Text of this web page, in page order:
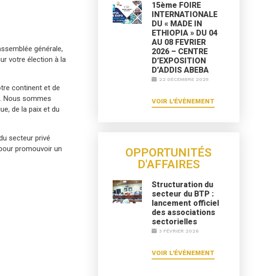
générale,
votre élection à la
continent et de
Nous sommes
de la paix et du
secteur privé
promouvoir un
15ème FOIRE
INTERNATIONALE
DU « MADE IN
ETHIOPIA » DU 04
AU 08 FEVRIER
2026 – CENTRE
D’EXPOSITION
D’ADDIS ABEBA
22 DÉCEMBRE 2025
VOIR L'ÉVÈNEMENT
OPPORTUNITÉS
D'AFFAIRES
Structuration du
secteur du BTP :
lancement officiel
des associations
sectorielles
3 FÉVRIER 2026
VOIR L'ÉVÈNEMENT